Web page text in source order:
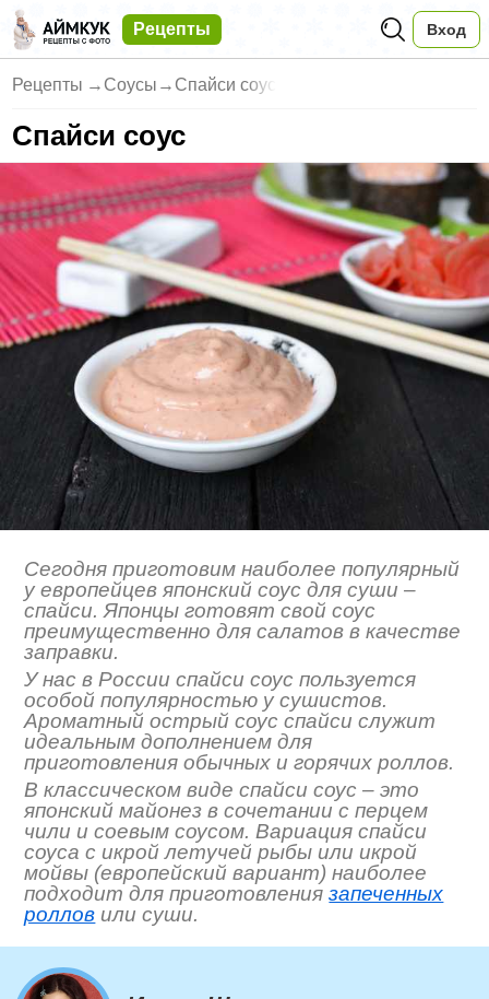
Рецепты Вход
Рецепты → Соусы → Спайси соус
Спайси соус
Сегодня приготовим наиболее популярный
у европейцев японский соус для суши –
спайси. Японцы готовят свой соус
преимущественно для салатов в качестве
заправки.
У нас в России спайси соус пользуется
особой популярностью у сушистов.
Ароматный острый соус спайси служит
идеальным дополнением для
приготовления обычных и горячих роллов.
В классическом виде спайси соус – это
японский майонез в сочетании с перцем
чили и соевым соусом. Вариация спайси
соуса с икрой летучей рыбы или икрой
мойвы (европейский вариант) наиболее
подходит для приготовлениязапеченных
роллов или суши.